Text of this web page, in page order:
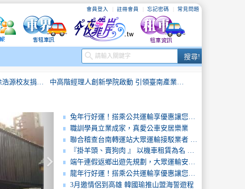
會員登入 註冊會員 忘記密碼 常見問題
搜
尋
search 搜尋!
再次捐車！東勢區中科國小徐浩源校友捐贈百萬交通車 中高階經理人創新學院啟動 引領臺南產業升級轉型
高雄YouBike 2.0租賃站點673站，站位數全國第一!
寒風送暖 印地安重機等企業聯合捐贈70萬元愛心物資 基隆市COVID-19個案於台南市活動足跡說明
228連假搭乘「公共運輸」享優惠，落實防疫工作最安心～
keyboard_arrow_right
兔年行好運！搭乘公共運輸享優惠讓您兔年好運擋不住！
職訓學員立業成家，真愛公車安居樂業
聯合稽查台南轉運站大眾運輸接駁業者 維持轉乘秩序
『掛羊頭、賣狗肉 』 以機車租賃為名 ㊟ 行地下錢莊之實
端午連假返鄉出遊先規劃，大眾運輸安心行
龍年行好運！搭乘公共運輸享優惠讓您龍年好運享不盡！
3月邀情侶到高雄 韓國瑜推山盟海誓遊程